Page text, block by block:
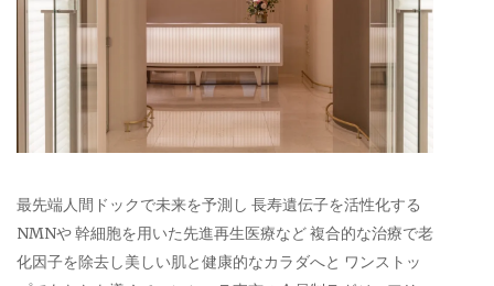
最先端人間ドックで未来を予測し 長寿遺伝子を活性化する
NMNや 幹細胞を用いた先進再生医療など 複合的な治療で老
化因子を除去し美しい肌と健康的なカラダへと ワンストッ